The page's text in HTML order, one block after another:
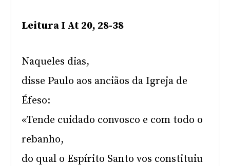
Leitura I At 20, 28-38
Naqueles dias,
disse Paulo aos anciãos da Igreja de
Éfeso:
«Tende cuidado convosco e com todo o
rebanho,
do qual o Espírito Santo vos constituiu